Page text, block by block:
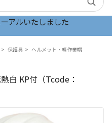
アルいたしました
保護具
ヘルメット・軽作業帽
白 KP付（Tcode：